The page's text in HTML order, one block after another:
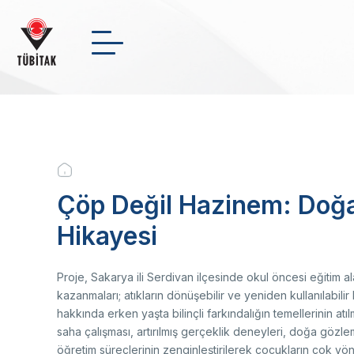
main
content
INSTITUTIONAL
FUNDS
SCHOLARSHIPS
News Archive
Video Gallery
Breadcrumb
Çöp Değil Hazinem:
Hikayesi
Proje, Sakarya ili Serdivan ilçesinde okul öncesi eğitim
kazanmaları; atıkların dönüşebilir ve yeniden
hakkında erken yaşta bilinçli farkındalığın temellerinin
saha çalışması, artırılmış gerçeklik deneyleri, doğa
öğretim süreçlerinin zenginleştirilerek çocukların çok